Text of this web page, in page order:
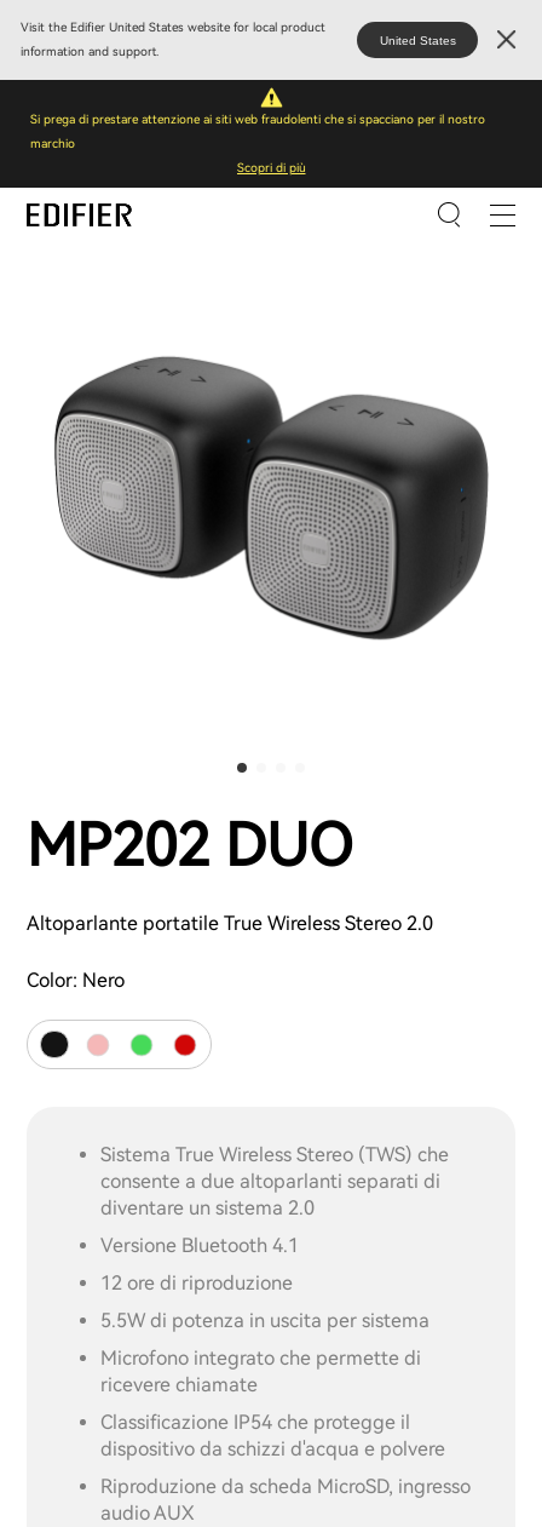
Visit the Edifier United States website for local product
information and support.
United States
Si prega di prestare attenzione ai siti web fraudolenti che si spacciano per il nostro
marchio
Scopri di più
MP202 DUO
Altoparlante portatile True Wireless Stereo 2.0
Color: Nero
Sistema True Wireless Stereo (TWS) che
consente a due altoparlanti separati di
diventare un sistema 2.0
Versione Bluetooth 4.1
12 ore di riproduzione
5.5W di potenza in uscita per sistema
Microfono integrato che permette di
ricevere chiamate
Classificazione IP54 che protegge il
dispositivo da schizzi d'acqua e polvere
Riproduzione da scheda MicroSD, ingresso
audio AUX